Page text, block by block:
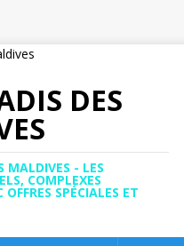
DES
MALDIVES - LES
COMPLEXES
SPÉCIALES ET